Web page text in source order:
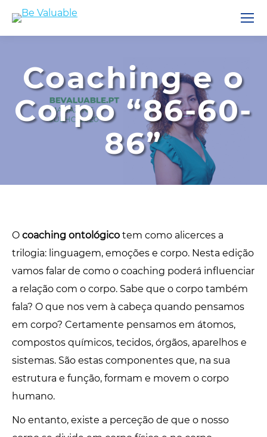
Coaching e o
Corpo “86-60-
86”
O coaching ontológico tem como alicerces a
trilogia: linguagem, emoções e corpo. Nesta edição
vamos falar de como o coaching poderá influenciar
a relação com o corpo. Sabe que o corpo também
fala? O que nos vem à cabeça quando pensamos
em corpo? Certamente pensamos em átomos,
compostos químicos, tecidos, órgãos, aparelhos e
sistemas. São estas componentes que, na sua
estrutura e função, formam e movem o corpo
humano.
No entanto, existe a perceção de que o nosso